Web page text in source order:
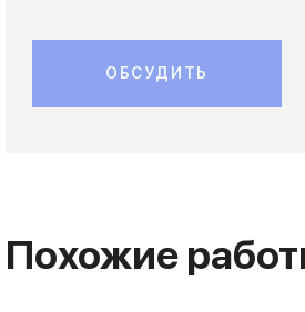
ОБСУДИТЬ
Похожие